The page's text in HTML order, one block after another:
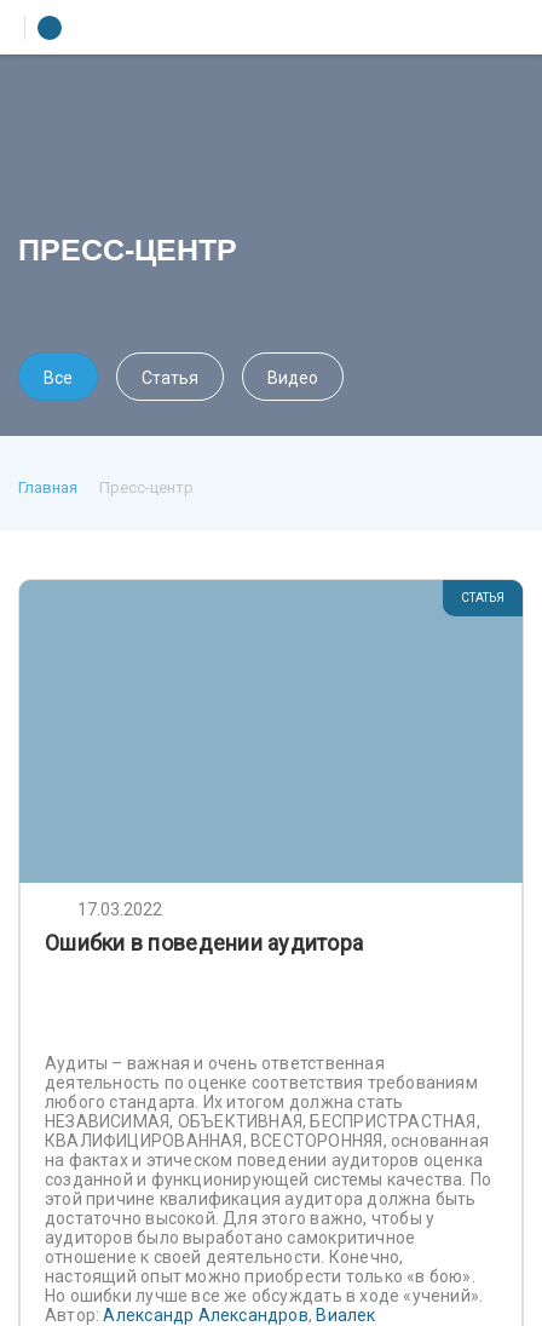
ПРЕСС-ЦЕНТР
ПРЕСС-ЦЕНТР
Все Статья Видео
Главная Пресс-центр
СТАТЬЯ
17.03.2022
Ошибки в поведении аудитора
Аудиты – важная и очень ответственная
деятельность по оценке соответствия требованиям
любого стандарта. Их итогом должна стать
НЕЗАВИСИМАЯ, ОБЪЕКТИВНАЯ, БЕСПРИСТРАСТНАЯ,
КВАЛИФИЦИРОВАННАЯ, ВСЕСТОРОННЯЯ, основанная
на фактах и этическом поведении аудиторов оценка
созданной и функционирующей системы качества. По
этой причине квалификация аудитора должна быть
достаточно высокой. Для этого важно, чтобы у
аудиторов было выработано самокритичное
отношение к своей деятельности. Конечно,
настоящий опыт можно приобрести только «в бою».
Но ошибки лучше все же обсуждать в ходе «учений».
Автор:Александр Александров, Виалек